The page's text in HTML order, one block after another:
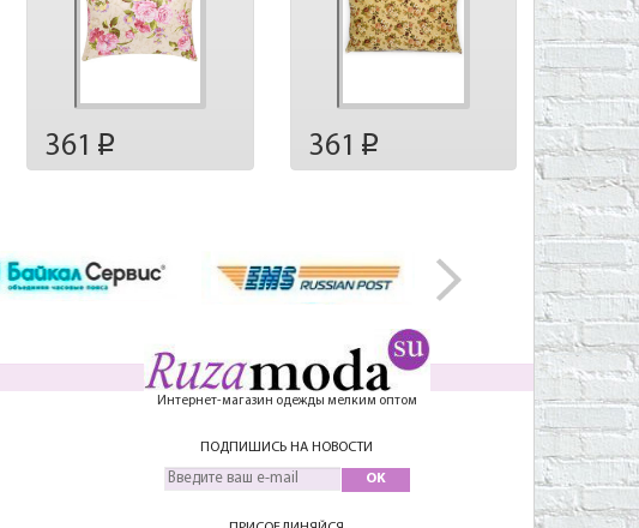
361 p 361 p
Интернет-магазин одежды мелким оптом
ПОДПИШИСЬ НА НОВОСТИ
OK